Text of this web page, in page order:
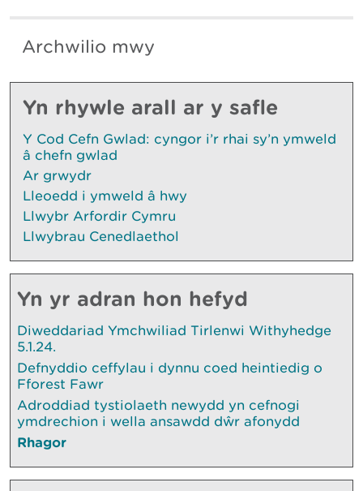
Archwilio mwy
Yn rhywle arall ar y safle
Y Cod Cefn Gwlad: cyngor i’r rhai sy’n ymweld
â chefn gwlad
Ar grwydr
Lleoedd i ymweld â hwy
Llwybr Arfordir Cymru
Llwybrau Cenedlaethol
Yn yr adran hon hefyd
Diweddariad Ymchwiliad Tirlenwi Withyhedge
5.1.24.
Defnyddio ceffylau i dynnu coed heintiedig o
Fforest Fawr
Adroddiad tystiolaeth newydd yn cefnogi
ymdrechion i wella ansawdd dŵr afonydd
Rhagor